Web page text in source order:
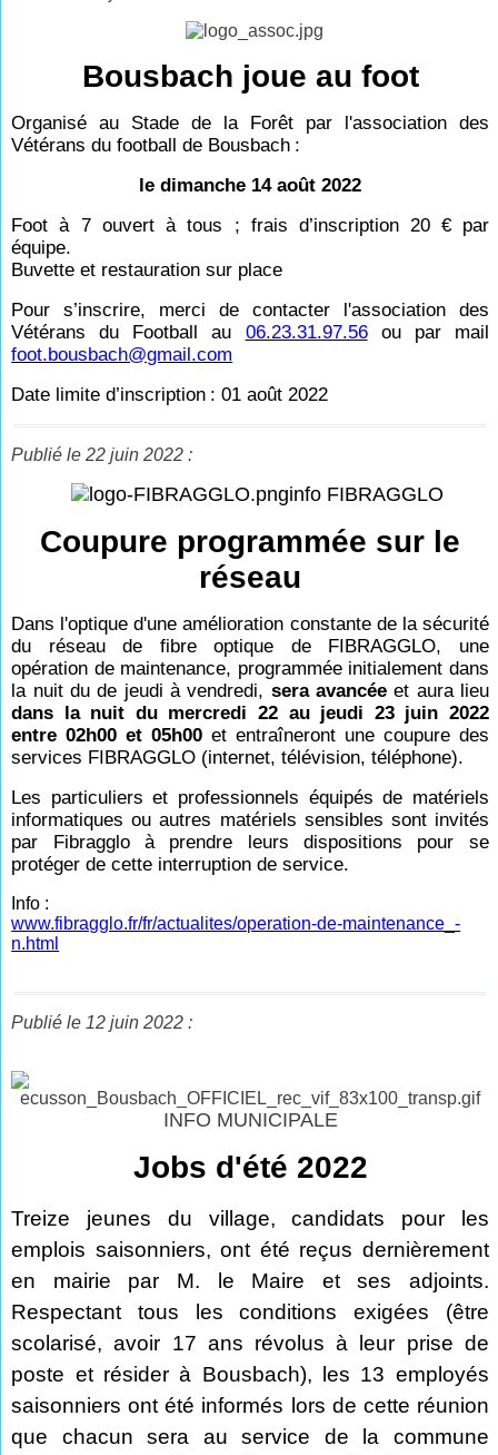
Bousbach joue au foot
Organisé au Stade de la Forêt par l'association des
Vétérans du football de Bousbach :
le dimanche 14 août 2022
Foot à 7 ouvert à tous ; frais d’inscription 20 € par
équipe.
Buvette et restauration sur place
Pour s’inscrire, merci de contacter l'association des
Vétérans du Football au 06.23.31.97.56ou par mail
foot.bousbach@gmail.com
Date limite d’inscription : 01 août 2022
Publié le 22 juin 2022 :
info FIBRAGGLO
Coupure programmée sur le
réseau
Dans l'optique d'une amélioration constante de la sécurité
du réseau de fibre optique de FIBRAGGLO, une
opération de maintenance, programmée initialement dans
la nuit du de jeudi à vendredi, sera avancéeet aura lieu
dans la nuit du mercredi 22 au jeudi 23 juin 2022
entre 02h00 et 05h00 et entraîneront une coupure des
services FIBRAGGLO (internet, télévision, téléphone).
Les particuliers et professionnels équipés de matériels
informatiques ou autres matériels sensibles sont invités
par Fibragglo à prendre leurs dispositions pour se
protéger de cette interruption de service.
Info :
www.fibragglo.fr/fr/actualites/operation-de-maintenance_-
n.html
Publié le 12 juin 2022 :
INFO MUNICIPALE
Jobs d'été 2022
Treize jeunes du village, candidats pour les
emplois saisonniers, ont été reçus dernièrement
en mairie par M. le Maire et ses adjoints.
Respectant tous les conditions exigées (être
scolarisé, avoir 17 ans révolus à leur prise de
poste et résider à Bousbach), les 13 employés
saisonniers ont été informés lors de cette réunion
que chacun sera au service de la commune